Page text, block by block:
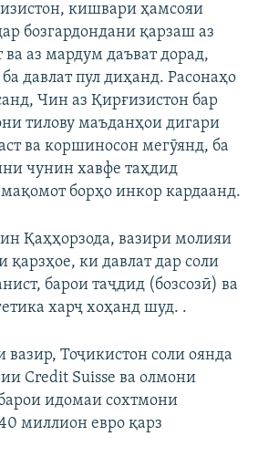
кишвари ҳамсояи
бозгардондани қарзаш аз
аз мардум даъват дорад,
давлат пул диҳанд. Расонаҳо
Чин аз Қирғизистон бар
тилову маъданҳои дигари
ва коршиносон мегӯянд, ба
чунин хавфе таҳдид
борҳо инкор кардаанд.
Қаҳҳорзода, вазири молияи
қарзҳое, ки давлат дар соли
барои таҷдид (бозсозӣ) ва
харҷ хоҳанд шуд. .
вазир, Тоҷикистон соли оянда
Credit Suisse ва олмони
идомаи сохтмони
миллион евро қарз